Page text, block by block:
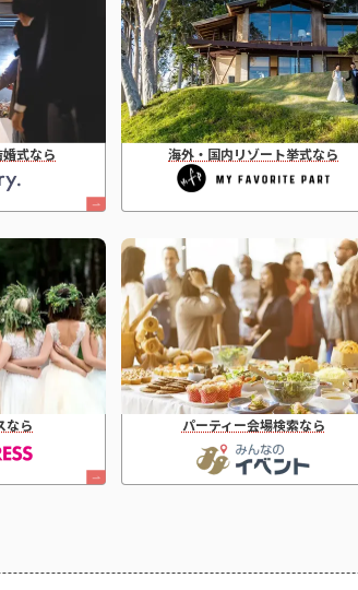
式なら 海外・国内リゾート挙式なら
なら パーティー会場検索なら